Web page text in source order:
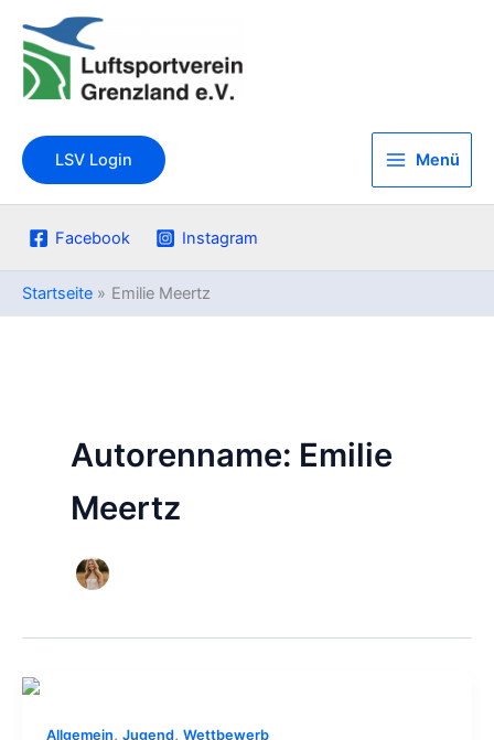
Inhalt
springen
LSV Login Menü
Facebook Instagram
Startseite Emilie Meertz
Autorenname: Emilie
Meertz
Allgemein, Jugend, Wettbewerb